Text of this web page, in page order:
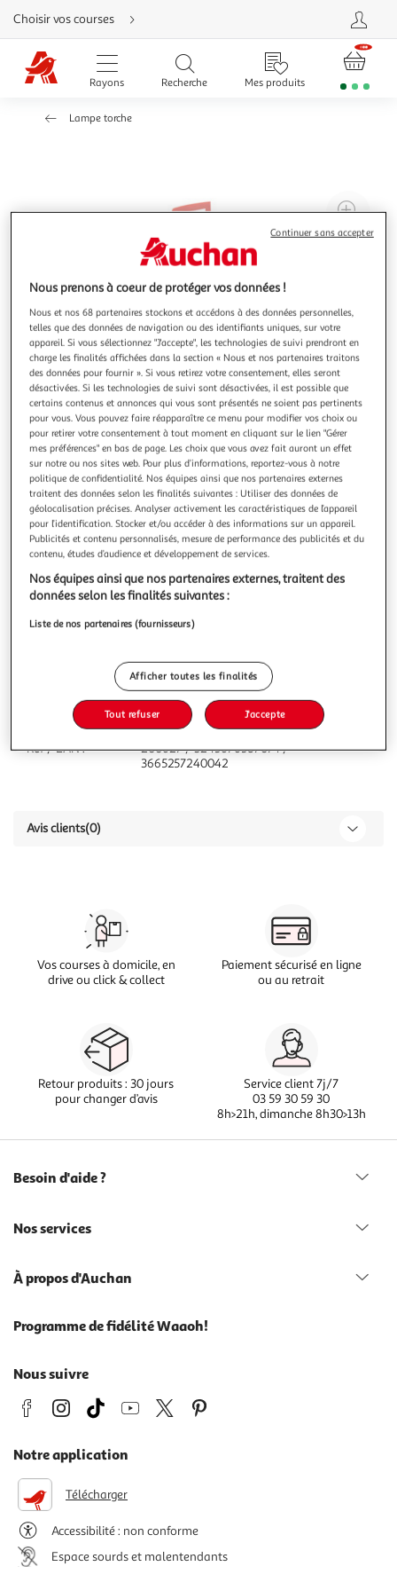
Aller
directement
au
contenu
Aller
directement
Aller
la
Choisir vos courses
Rayons Recherche Mes produits
Lampe torche
AUCHAN
Torche led flashlight
Torche led flashlight
En savoir +
Vous voulez connaître le prix de ce produit ?
Caractéristiques
Réf / EAN :
200627 / 3245676587074 /
3665257240042
Avis clients(0)
Vos courses à domicile, en
drive ou click & collect
Paiement sécurisé en ligne
ou au retrait
Retour produits : 30 jours
pour changer d’avis
Service client 7j/7
03 59 30 59 30
8h>21h, dimanche 8h30>13h
Besoin d'aide ?
Nos services
À propos d'Auchan
Programme de fidélité Waaoh!
Nous suivre
Notre application
Télécharger
Accessibilité : non conforme
Espace sourds et malentendants
Nous prenons à coeur de protéger vos données !
Nous et nos 68 partenaires stockons et accédons à des données personnelles,
telles que des données de navigation ou des identifiants uniques, sur votre
appareil. Si vous sélectionnez "J'accepte", les technologies de suivi prendront en
charge les finalités affichées dans la section « Nous et nos partenaires traitons
des données pour fournir ». Si vous retirez votre consentement, elles seront
désactivées. Si les technologies de suivi sont désactivées, il est possible que
certains contenus et annonces qui vous sont présentés ne soient pas pertinents
pour vous. Vous pouvez faire réapparaître ce menu pour modifier vos choix ou
pour retirer votre consentement à tout moment en cliquant sur le lien "Gérer
mes préférences" en bas de page. Les choix que vous avez fait auront un effet
sur notre ou nos sites web. Pour plus d’informations, reportez-vous à notre
politique de confidentialité. Nos équipes ainsi que nos partenaires externes
traitent des données selon les finalités suivantes : Utiliser des données de
géolocalisation précises. Analyser activement les caractéristiques de l’appareil
pour l’identification. Stocker et/ou accéder à des informations sur un appareil.
Publicités et contenu personnalisés, mesure de performance des publicités et du
contenu, études d’audience et développement de services.
Nos équipes ainsi que nos partenaires externes, traitent des
données selon les finalités suivantes :
Liste de nos partenaires (fournisseurs)
Afficher toutes les finalités
Tout refuser J'accepte
Continuer sans accepter